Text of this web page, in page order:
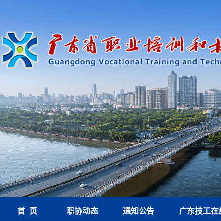
首 页 职协动态 通知公告 广东技工在